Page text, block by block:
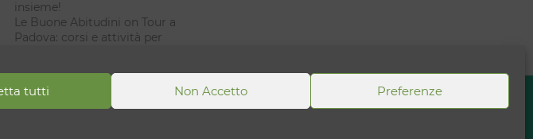
tutti Non Accetto Preferenze
insieme!
Le Buone Abitudini on Tour a
Padova: corsi e attività per